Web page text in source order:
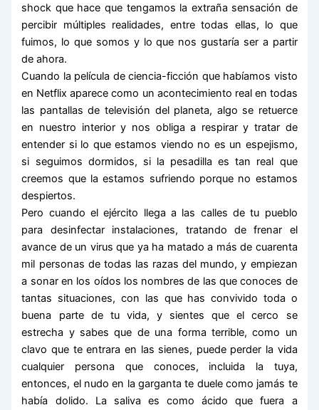
shock que hace que tengamos la extraña sensación de
percibir múltiples realidades, entre todas ellas, lo que
fuimos, lo que somos y lo que nos gustaría ser a partir
de ahora.
Cuando la película de ciencia-ficción que habíamos visto
en Netflix aparece como un acontecimiento real en todas
las pantallas de televisión del planeta, algo se retuerce
en nuestro interior y nos obliga a respirar y tratar de
entender si lo que estamos viendo no es un espejismo,
si seguimos dormidos, si la pesadilla es tan real que
creemos que la estamos sufriendo porque no estamos
despiertos.
Pero cuando el ejército llega a las calles de tu pueblo
para desinfectar instalaciones, tratando de frenar el
avance de un virus que ya ha matado a más de cuarenta
mil personas de todas las razas del mundo, y empiezan
a sonar en los oídos los nombres de las que conoces de
tantas situaciones, con las que has convivido toda o
buena parte de tu vida, y sientes que el cerco se
estrecha y sabes que de una forma terrible, como un
clavo que te entrara en las sienes, puede perder la vida
cualquier persona que conoces, incluida la tuya,
entonces, el nudo en la garganta te duele como jamás te
había dolido. La saliva es como ácido que fuera a